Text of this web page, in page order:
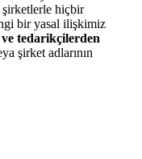
şirketlerle hiçbir
bir yasal ilişkimiz
tedarikçilerden
şirket adlarının